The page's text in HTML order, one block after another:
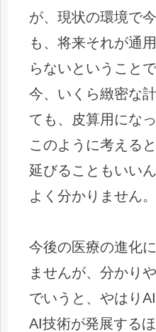
が、現状の環境で
も、将来それが通
らないということで
今、いくら緻密な
ても、皮算用にな
このように考える
延びることもいい
よく分かりません。
今後の医療の進化
ませんが、分かり
でいうと、やはり
AI技術が発展する